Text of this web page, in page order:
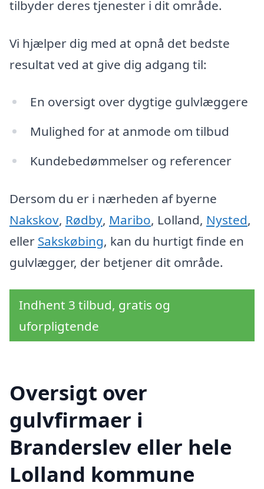
tilbyder deres tjenester i dit område.
Vi hjælper dig med at opnå det bedste
resultat ved at give dig adgang til:
En oversigt over dygtige gulvlæggere
Mulighed for at anmode om tilbud
Kundebedømmelser og referencer
Dersom du er i nærheden af byerne
Nakskov, Rødby, Maribo, Lolland, Nysted,
eller Sakskøbing, kan du hurtigt finde en
gulvlægger, der betjener dit område.
Indhent 3 tilbud, gratis og
uforpligtende
Oversigt over
gulvfirmaer i
Branderslev eller hele
Lolland kommune